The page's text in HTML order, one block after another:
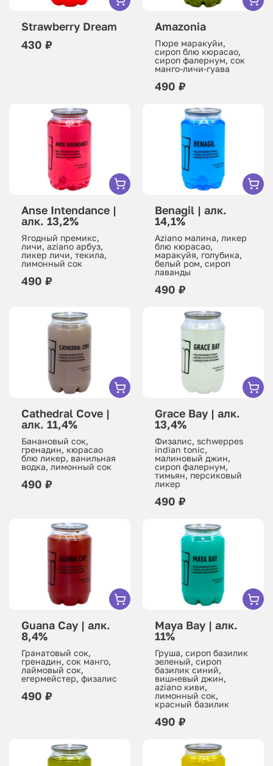
Strawberry Dream
430 ₽
Amazonia
Пюре маракуйи,
сироп блю кюрасао,
сироп фалернум, сок
манго-личи-гуава
490 ₽
Anse Intendance |
алк. 13,2%
Ягодный премикс,
личи, aziano арбуз,
ликер личи, текила,
лимонный сок
490 ₽
Benagil | алк.
14,1%
Aziano малина, ликер
блю кюрасао,
маракуйя, голубика,
белый ром, сироп
лаванды
490 ₽
Cathedral Cove |
алк. 11,4%
Банановый сок,
гренадин, кюрасао
блю ликер, ванильная
водка, лимонный сок
490 ₽
Grace Bay | алк.
13,4%
Физалис, schweppes
indian tonic,
малиновый джин,
сироп фалернум,
тимьян, персиковый
ликер
490 ₽
Guana Cay | алк.
8,4%
Гранатовый сок,
гренадин, сок манго,
лаймовый сок,
егермейстер, физалис
490 ₽
Maya Bay | алк.
11%
Груша, сироп базилик
зеленый, сироп
базилик синий,
вишневый джин,
aziano киви,
лимонный сок,
красный базилик
490 ₽